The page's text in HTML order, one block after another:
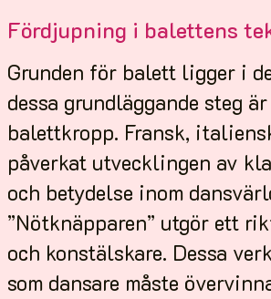
Fördjupning i balettens
Grunden för balett ligger i
dessa grundläggande steg
balettkropp. Fransk,
påverkat utvecklingen av
och betydelse inom
”Nötknäpparen” utgör ett
och konstälskare. Dessa
som dansare måste